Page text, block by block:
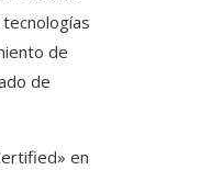
de
de
en